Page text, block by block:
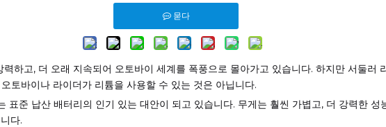
묻다
하고, 더 오래 지속되어 오토바이 세계를 폭풍으로 몰아가고 있습니다. 하지만 서둘러
토바이나 라이더가 리튬을 사용할 수 있는 것은 아닙니다.
준 납산 배터리의 인기 있는 대안이 되고 있습니다. 무게는 훨씬 가볍고, 더 강력한
다.